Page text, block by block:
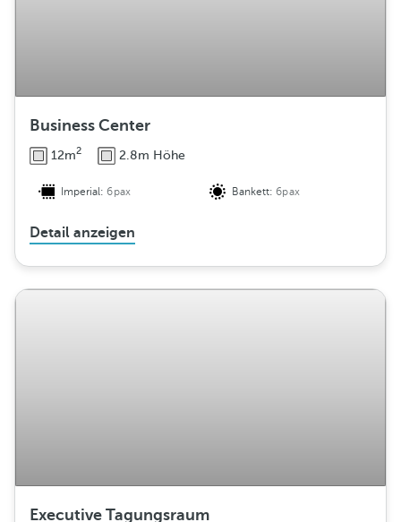
Business Center
12m2 2.8m Höhe
Imperial:6pax Bankett:6pax
Detail anzeigen
Executive Tagungsraum